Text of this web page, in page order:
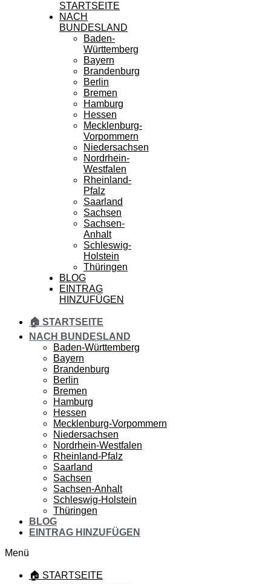
STARTSEITE
NACH
BUNDESLAND
Baden-
Württemberg
Bayern
Brandenburg
Berlin
Bremen
Hamburg
Hessen
Mecklenburg-
Vorpommern
Niedersachsen
Nordrhein-
Westfalen
Rheinland-
Pfalz
Saarland
Sachsen
Sachsen-
Anhalt
Schleswig-
Holstein
Thüringen
BLOG
EINTRAG
HINZUFÜGEN
🏠 STARTSEITE
NACH BUNDESLAND
Baden-Württemberg
Bayern
Brandenburg
Berlin
Bremen
Hamburg
Hessen
Mecklenburg-Vorpommern
Niedersachsen
Nordrhein-Westfalen
Rheinland-Pfalz
Saarland
Sachsen
Sachsen-Anhalt
Schleswig-Holstein
Thüringen
BLOG
EINTRAG HINZUFÜGEN
Menü
🏠 STARTSEITE